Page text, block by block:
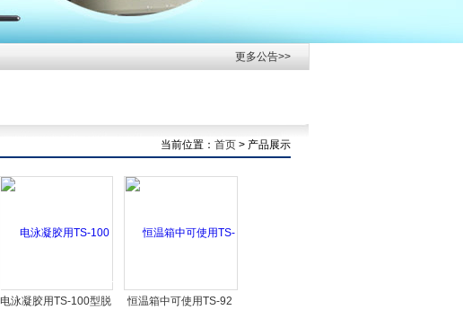
更多公告>>
当前位置： 首页 > 产品展示
电泳凝胶用TS-100型脱
恒温箱中可使用TS-92